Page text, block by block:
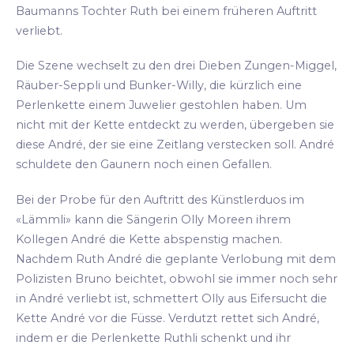
Baumanns Tochter Ruth bei einem früheren Auftritt
verliebt.
Die Szene wechselt zu den drei Dieben Zungen-Miggel,
Räuber-Seppli und Bunker-Willy, die kürzlich eine
Perlenkette einem Juwelier gestohlen haben. Um
nicht mit der Kette entdeckt zu werden, übergeben sie
diese André, der sie eine Zeitlang verstecken soll. André
schuldete den Gaunern noch einen Gefallen.
Bei der Probe für den Auftritt des Künstlerduos im
«Lämmli» kann die Sängerin Olly Moreen ihrem
Kollegen André die Kette abspenstig machen.
Nachdem Ruth André die geplante Verlobung mit dem
Polizisten Bruno beichtet, obwohl sie immer noch sehr
in André verliebt ist, schmettert Olly aus Eifersucht die
Kette André vor die Füsse. Verdutzt rettet sich André,
indem er die Perlenkette Ruthli schenkt und ihr